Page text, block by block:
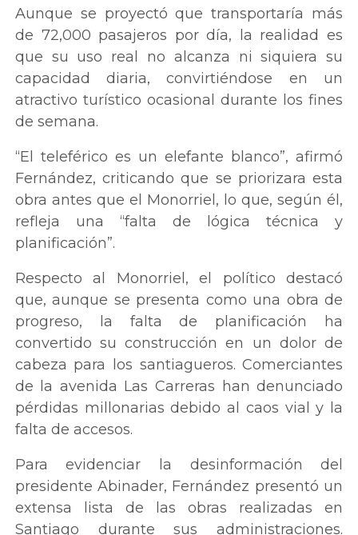
Aunque se proyectó que transportaría más
de 72,000 pasajeros por día, la realidad es
que su uso real no alcanza ni siquiera su
capacidad diaria, convirtiéndose en un
atractivo turístico ocasional durante los fines
de semana.
“El teleférico es un elefante blanco”, afirmó
Fernández, criticando que se priorizara esta
obra antes que el Monorriel, lo que, según él,
refleja una “falta de lógica técnica y
planificación”.
Respecto al Monorriel, el político destacó
que, aunque se presenta como una obra de
progreso, la falta de planificación ha
convertido su construcción en un dolor de
cabeza para los santiagueros. Comerciantes
de la avenida Las Carreras han denunciado
pérdidas millonarias debido al caos vial y la
falta de accesos.
Para evidenciar la desinformación del
presidente Abinader, Fernández presentó un
extensa lista de las obras realizadas en
Santiago durante sus administraciones.